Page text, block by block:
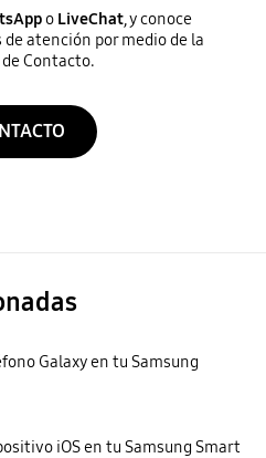
o LiveChat, y conoce
atención por medio de la
Contacto.
Galaxy en tu Samsung
iOS en tu Samsung Smart